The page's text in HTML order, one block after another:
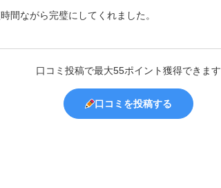
間ながら完璧にしてくれました。
口コミ投稿で最大55ポイント獲得できます
口コミを投稿する